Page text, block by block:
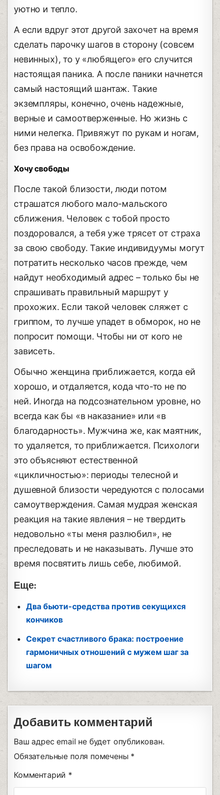
уютно и тепло.
А если вдруг этот другой захочет на время
сделать парочку шагов в сторону (совсем
невинных), то у «любящего» его случится
настоящая паника. А после паники начнется
самый настоящий шантаж. Такие
экземпляры, конечно, очень надежные,
верные и самоотверженные. Но жизнь с
ними нелегка. Привяжут по рукам и ногам,
без права на освобождение.
Хочу свободы
После такой близости, люди потом
страшатся любого мало-мальского
сближения. Человек с тобой просто
поздоровался, а тебя уже трясет от страха
за свою свободу. Такие индивидуумы могут
потратить несколько часов прежде, чем
найдут необходимый адрес – только бы не
спрашивать правильный маршрут у
прохожих. Если такой человек сляжет с
гриппом, то лучше упадет в обморок, но не
попросит помощи. Чтобы ни от кого не
зависеть.
Обычно женщина приближается, когда ей
хорошо, и отдаляется, кода что-то не по
ней. Иногда на подсознательном уровне, но
всегда как бы «в наказание» или «в
благодарность». Мужчина же, как маятник,
то удаляется, то приближается. Психологи
это объясняют естественной
«цикличностью»: периоды телесной и
душевной близости чередуются с полосами
самоутверждения. Самая мудрая женская
реакция на такие явления – не твердить
недовольно «ты меня разлюбил», не
преследовать и не наказывать. Лучше это
время посвятить лишь себе, любимой.
Еще:
Два бьюти-средства против секущихся
кончиков
Секрет счастливого брака: построение
гармоничных отношений с мужем шаг за
шагом
Добавить комментарий
Ваш адрес email не будет опубликован.
Обязательные поля помечены *
Комментарий *